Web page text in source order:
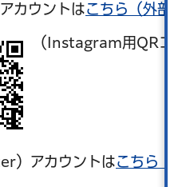
カウントはこちら（外部
（Instagram用QRコー
）アカウントはこちら（